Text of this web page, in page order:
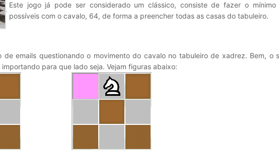
Este jogo já pode ser considerado um clássico, consiste de fazer o mínimo
possíveis com o cavalo, 64, de forma a preencher todas as casas do tabuleiro.
de emails questionando o movimento do cavalo no tabuleiro de xadrez. Bem, o
importando para que lado seja. Vejam figuras abaixo: